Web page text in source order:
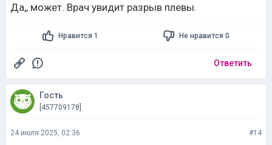
Да,, может. Врач увидит разрыв плевы.
Нравится 1 Не нравится 0
Ответить
Гость
[457709178]
24 июля 2025, 02:36 #14